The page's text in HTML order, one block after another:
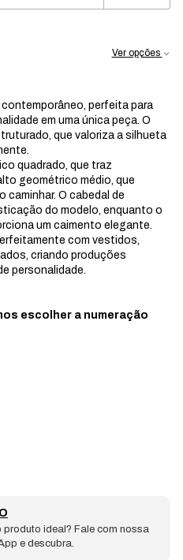
Ver opções
perfeita para
em uma única peça. O
que valoriza a silhueta
quadrado, que traz
geométrico médio, que
caminhar. O cabedal de
do modelo, enquanto o
um caimento elegante.
com vestidos,
criando produções
personalidade.
escolher a numeração
produto ideal? Fale com nossa
e descubra.